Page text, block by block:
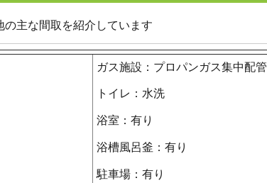
の主な間取を紹介しています
ガス施設：プロパンガス集中配管
トイレ：水洗
浴室：有り
浴槽風呂釜：有り
駐車場：有り